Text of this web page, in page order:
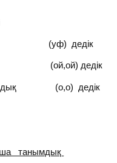
(уф) дедік
(ой,ой) дедік
(о,о) дедік
танымдық